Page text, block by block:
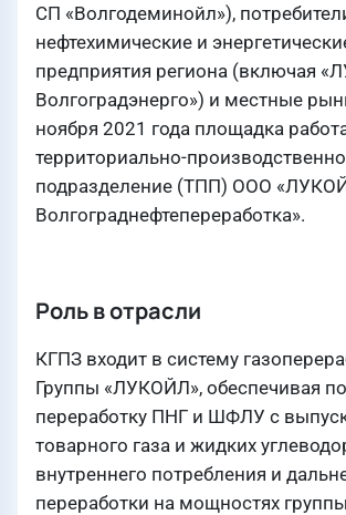
СП «Волгодеминойл»),
нефтехимические и
предприятия региона (включая
Волгоградэнерго») и местные
ноября 2021 года площадка
территориально-
подразделение (ТПП) ООО
Волгограднефтепереработка».
Роль в отрасли
КГПЗ входит в систему
Группы «ЛУКОЙЛ», обеспечивая
переработку ПНГ и ШФЛУ с
товарного газа и жидких
внутреннего потребления и
переработки на мощностях